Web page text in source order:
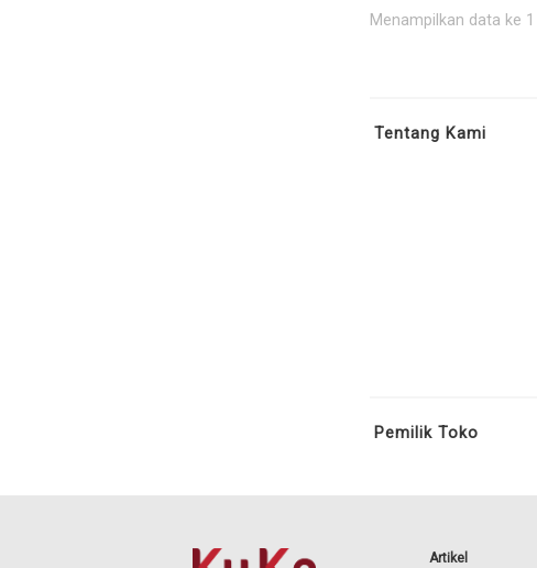
Menampilkan data ke
Tentang Kami
Pemilik Toko
Artikel